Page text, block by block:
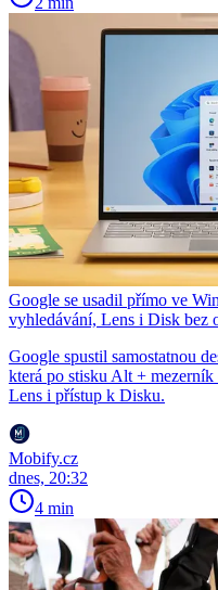
Google se usadil přímo ve
vyhledávání, Lens i Disk bez
Google spustil samostatnou
která po stisku Alt +
Lens i přístup k Disku.
Mobify.cz
dnes, 20:32
4 min